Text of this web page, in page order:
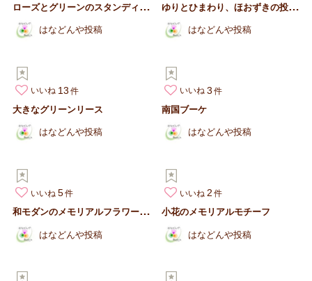
はなどんや投稿 はなどんや投稿
いいね 13
大きなグリーンリース
はなどんや投稿
いいね 3
南国ブーケ
はなどんや投稿
いいね 5
和
モダンのメモリアルフラワーアレンジ
はなどんや投稿
いいね 2
小花のメモリアルモチーフ
はなどんや投稿